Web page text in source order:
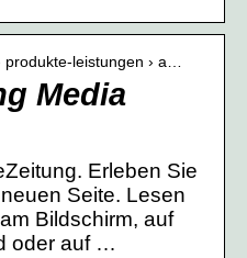
leistungen › a…
Media
Erleben Sie
Seite. Lesen
Bildschirm, auf
oder auf …